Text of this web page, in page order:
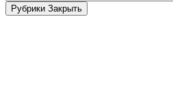
Рубрики Закрыть